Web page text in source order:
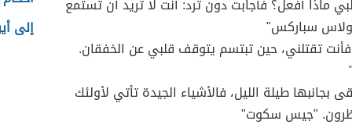
ماذا أفعل؟ فأجابت دون ترد: أنت لا تريد أن تستمع
سباركس"
تقتلني، حين تبتسم يتوقف قلبي عن الخفقان.
بجانبها طيلة الليل، فالأشياء الجيدة تأتي لأولئك
"جيس سكوت"
إلى